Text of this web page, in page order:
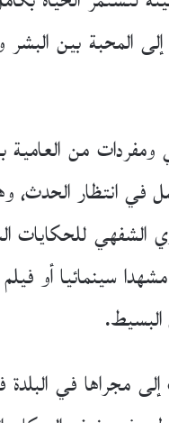
المحبة بين البشر
من العامية
في انتظار
الشفهي
سينمائيا أو
مجراها في البلدة